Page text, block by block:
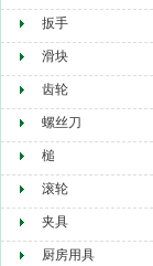
扳手
滑块
齿轮
螺丝刀
槌
滚轮
夹具
厨房用具